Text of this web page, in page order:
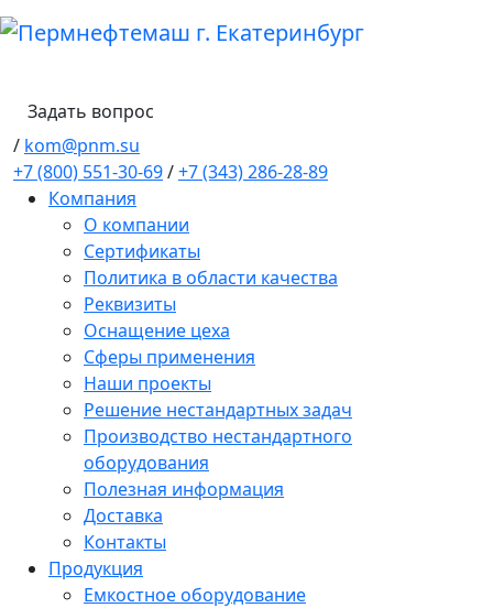
Задать вопрос
/ kom@pnm.su
+7 (800) 551-30-69/+7 (343) 286-28-89
Компания
О компании
Сертификаты
Политика в области качества
Реквизиты
Оснащение цеха
Сферы применения
Наши проекты
Решение нестандартных задач
Производство нестандартного
оборудования
Полезная информация
Доставка
Контакты
Продукция
Емкостное оборудование